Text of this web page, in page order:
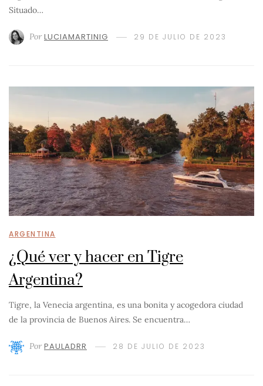
Situado…
Por LUCIAMARTINIG 29 DE JULIO DE 2023
ARGENTINA
¿Qué ver y hacer en Tigre
Argentina?
Tigre, la Venecia argentina, es una bonita y acogedora ciudad
de la provincia de Buenos Aires. Se encuentra…
Por PAULADRR 28 DE JULIO DE 2023